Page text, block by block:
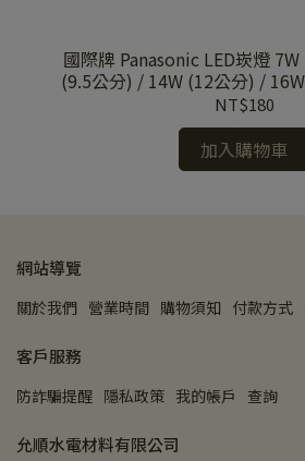
國際牌 Panasonic LED崁燈
(9.5公分) / 14W (12公分) /
(20.5公分) 投射燈 (三種色
NT$180
加入購物車
網站導覽
關於我們 營業時間 購物須知 付款方式
客戶服務
防詐騙提醒 隱私政策 我的帳戶 查詢
允順水電材料有限公司